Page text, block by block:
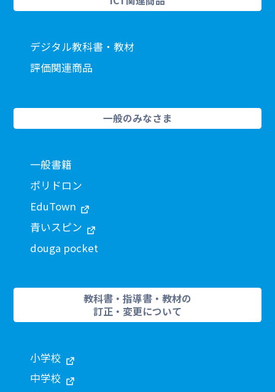
デジタル教科書・教材
評価関連商品
一般のみなさま
一般書籍
ポリドロン
EduTown
青いスピン
douga pocket
教科書・指導書・教材の
訂正・変更について
小学校
中学校